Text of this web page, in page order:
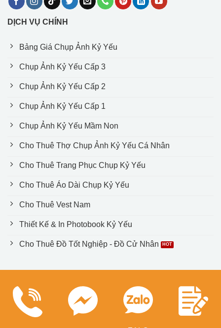
DỊCH VỤ CHÍNH
Bảng Giá Chụp Ảnh Kỷ Yếu
Chụp Ảnh Kỷ Yếu Cấp 3
Chụp Ảnh Kỷ Yếu Cấp 2
Chụp Ảnh Kỷ Yếu Cấp 1
Chụp Ảnh Kỷ Yếu Mầm Non
Cho Thuê Thợ Chụp Ảnh Kỷ Yếu Cá Nhân
Cho Thuê Trang Phục Chụp Kỷ Yếu
Cho Thuê Áo Dài Chụp Kỷ Yếu
Cho Thuê Vest Nam
Thiết Kế & In Photobook Kỷ Yếu
Cho Thuê Đồ Tốt Nghiệp - Đồ Cử Nhân